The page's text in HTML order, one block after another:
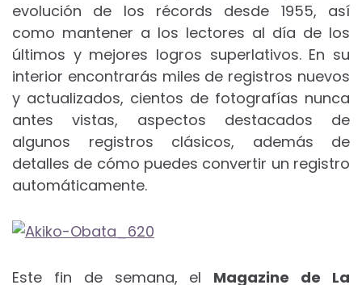
evolución de los récords desde 1955, así
como mantener a los lectores al día de los
últimos y mejores logros superlativos. En su
interior encontrarás miles de registros nuevos
y actualizados, cientos de fotografías nunca
antes vistas, aspectos destacados de
algunos registros clásicos, además de
detalles de cómo puedes convertir un registro
automáticamente.
Este fin de semana, el Magazine de La